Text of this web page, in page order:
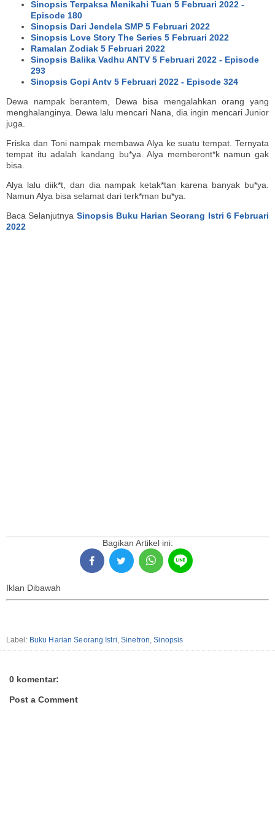
Sinopsis Terpaksa Menikahi Tuan 5 Februari 2022 -
Episode 180
Sinopsis Dari Jendela SMP 5 Februari 2022
Sinopsis Love Story The Series 5 Februari 2022
Ramalan Zodiak 5 Februari 2022
Sinopsis Balika Vadhu ANTV 5 Februari 2022 - Episode
293
Sinopsis Gopi Antv 5 Februari 2022 - Episode 324
Dewa nampak berantem, Dewa bisa mengalahkan orang yang
menghalanginya. Dewa lalu mencari Nana, dia ingin mencari Junior
juga.
Friska dan Toni nampak membawa Alya ke suatu tempat. Ternyata
tempat itu adalah kandang bu*ya. Alya memberont*k namun gak
bisa.
Alya lalu diik*t, dan dia nampak ketak*tan karena banyak bu*ya.
Namun Alya bisa selamat dari terk*man bu*ya.
Baca Selanjutnya Sinopsis Buku Harian Seorang Istri 6 Februari
2022
Bagikan Artikel ini:
Iklan Dibawah
Label: Buku Harian Seorang Istri,Sinetron,Sinopsis
0 komentar:
Post a Comment